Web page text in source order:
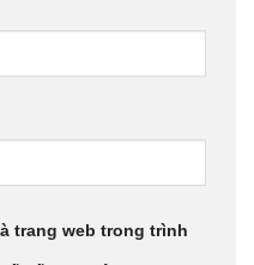
trang web trong trình